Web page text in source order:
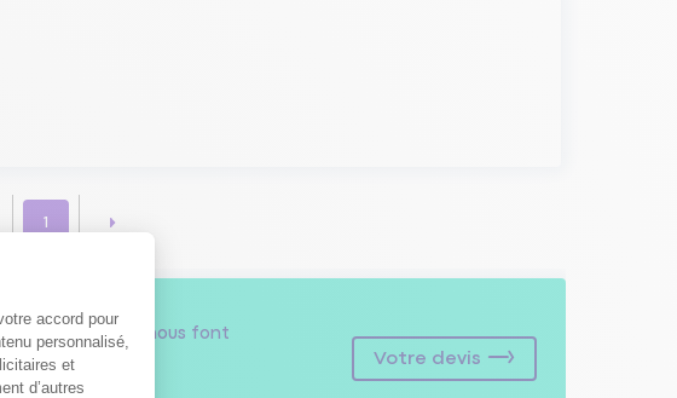
1
de sociétaires
nous font
?
Votre devis
accord pour
personnalisé,
et
d’autres